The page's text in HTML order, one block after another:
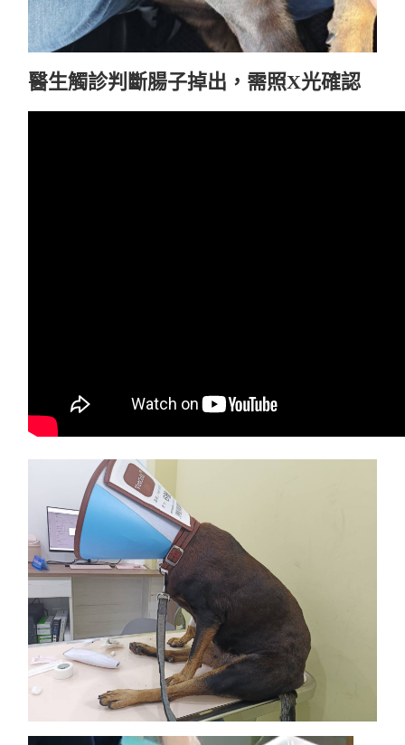
醫生觸診判斷腸子掉出，需照X光確認